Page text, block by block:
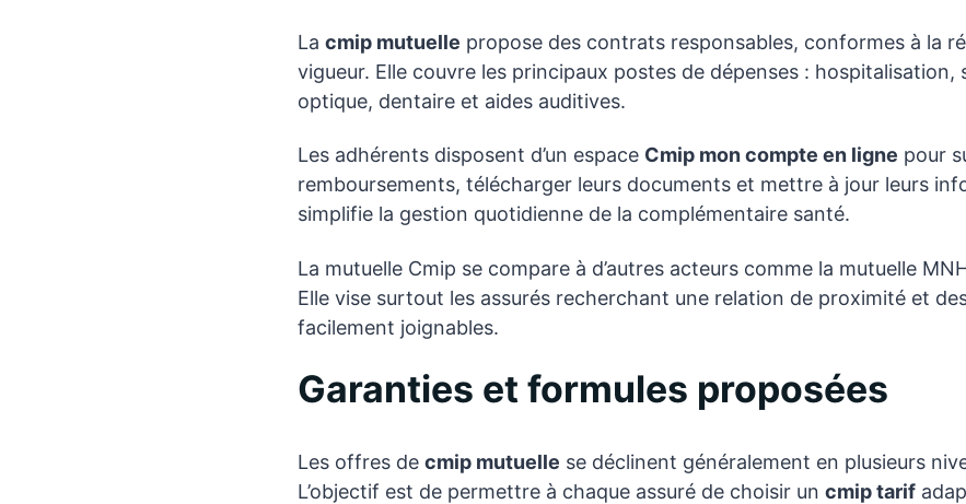
La cmip mutuelle propose des contrats responsables, conformes à la
vigueur. Elle couvre les principaux postes de dépenses : hospitalisation,
optique, dentaire et aides auditives.
Les adhérents disposent d’un espace Cmip mon compte en ligne pour
remboursements, télécharger leurs documents et mettre à jour leurs
simplifie la gestion quotidienne de la complémentaire santé.
La mutuelle Cmip se compare à d’autres acteurs comme la mutuelle
Elle vise surtout les assurés recherchant une relation de proximité et
facilement joignables.
Garanties et formules proposées
Les offres de cmip mutuelle se déclinent généralement en plusieurs
L’objectif est de permettre à chaque assuré de choisir un cmip tarif